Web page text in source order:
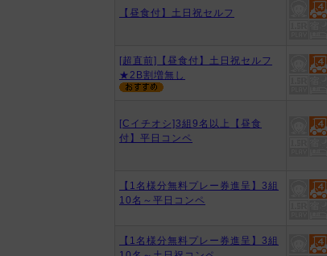
【昼食付】土日祝セルフ
[超直前]【昼食付】土日祝セルフ
★2B割増無し
[Cイチオシ]3組9名以上【昼食
付】平日コンペ
【1名様分無料プレー券進呈】3組
10名～平日コンペ
【1名様分無料プレー券進呈】3組